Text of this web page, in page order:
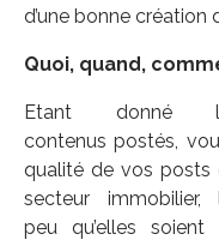
d’une bonne création
Quoi, quand,
Etant donné
contenus postés,
qualité de vos posts
secteur
peu qu’elles